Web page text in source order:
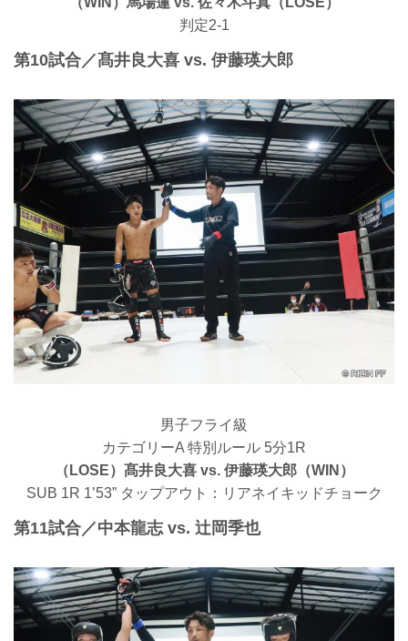
判定2-1
第10試合／髙井良大喜 vs. 伊藤瑛大郎
男子フライ級
カテゴリーA 特別ルール 5分1R
（LOSE）髙井良大喜 vs. 伊藤瑛大郎（WIN）
SUB 1R 1’53” タップアウト：リアネイキッドチョーク
第11試合／中本龍志 vs. 辻岡季也